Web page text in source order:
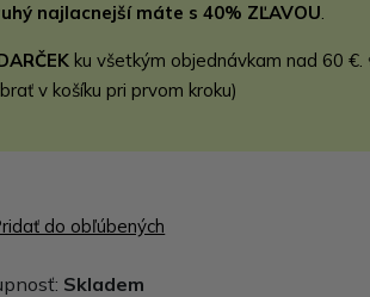
najlacnejší máte s 40% ZĽAVOU.
ku všetkým objednávkam nad 60
v košíku pri prvom kroku)
do obľúbených
Skladem